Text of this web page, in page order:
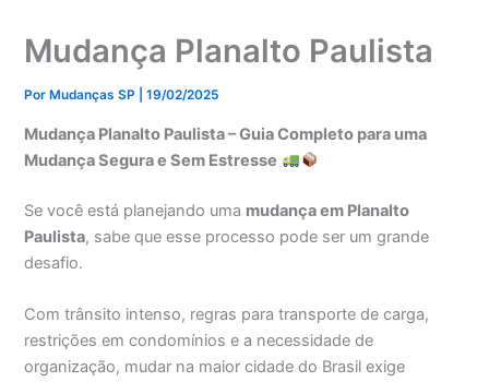
Mudança Planalto Paulista
Por Mudanças SP |19/02/2025
Mudança Planalto Paulista – Guia Completo para uma
Mudança Segura e Sem Estresse
Se você está planejando uma mudança em Planalto
Paulista, sabe que esse processo pode ser um grande
desafio.
Com trânsito intenso, regras para transporte de carga,
restrições em condomínios e a necessidade de
organização, mudar na maior cidade do Brasil exige